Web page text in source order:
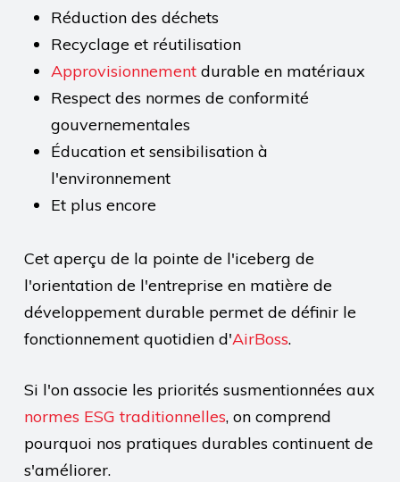
Réduction des déchets
Recyclage et réutilisation
Approvisionnement durable en matériaux
Respect des normes de conformité
gouvernementales
Éducation et sensibilisation à
l'environnement
Et plus encore
Cet aperçu de la pointe de l'iceberg de
l'orientation de l'entreprise en matière de
développement durable permet de définir le
fonctionnement quotidien d'AirBoss.
Si l'on associe les priorités susmentionnées aux
normes ESG traditionnelles, on comprend
pourquoi nos pratiques durables continuent de
s'améliorer.